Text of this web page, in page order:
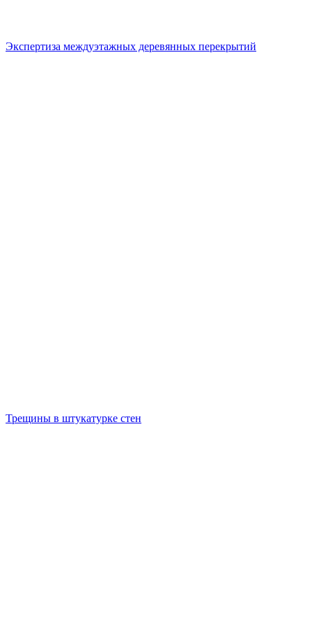
Экспертиза междуэтажных деревянных перекрытий
Трещины в штукатурке стен